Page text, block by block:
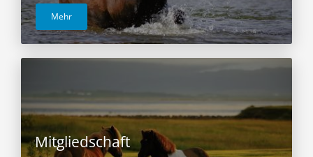
Mehr
Mitgliedschaft